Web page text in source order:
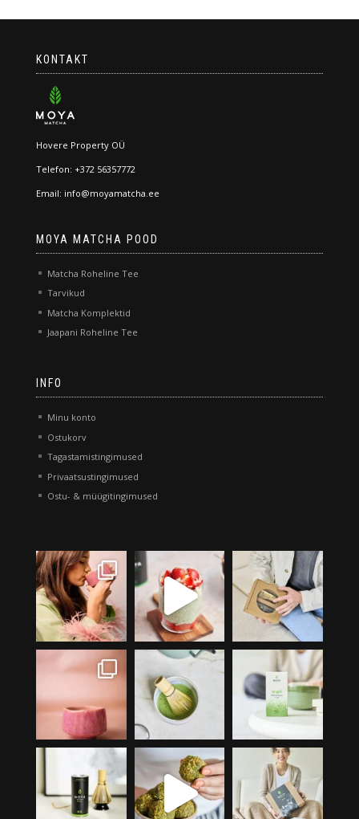
KONTAKT
Hovere Property OÜ
Telefon: +372 56357772
Email: info@moyamatcha.ee
MOYA MATCHA POOD
Matcha Roheline Tee
Tarvikud
Matcha Komplektid
Jaapani Roheline Tee
INFO
Minu konto
Ostukorv
Tagastamistingimused
Privaatsustingimused
Ostu- & müügitingimused